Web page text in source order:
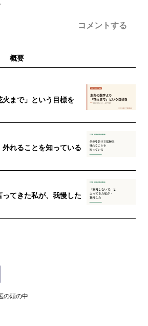
コメントする
概要
まで」という目標を
れることを知っている
ってきた私が、我慢した
」に、縛られていませ
の頭の中